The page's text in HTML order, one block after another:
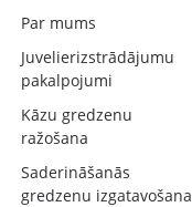
Par mums
Juvelierizstrādājumu
pakalpojumi
Kāzu gredzenu
ražošana
Saderināšanās
gredzenu izgatavošana